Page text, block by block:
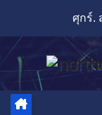
content
ศุกร์.